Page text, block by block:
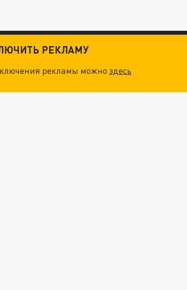
РЕКЛАМУ
рекламы можноздесь